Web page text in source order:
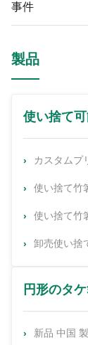
事件
製品
使い捨て
カスタムプリ
使い捨て竹箸
使い捨て竹箸
卸売使い捨て
円形のタ
新品 中国 製造